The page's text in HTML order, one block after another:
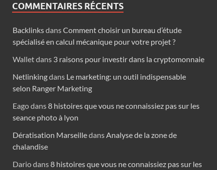
COMMENTAIRES RÉCENTS
BacklinksdansComment choisir un bureau d’étude
spécialisé en calcul mécanique pour votre projet ?
Walletdans 3 raisons pour investir dans la cryptomonnaie
Netlinkingdans Le marketing: un outil indispensable
selon Ranger Marketing
Eagodans8 histoires que vous ne connaissiez pas sur les
seance photo à lyon
Dératisation Marseilledans Analyse de la zone de
chalandise
Dariodans8 histoires que vous ne connaissiez pas sur les